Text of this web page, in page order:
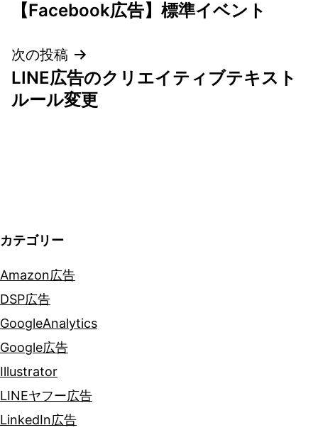
稿
ナ
ビ
ン
【Facebook広告】標準イベント
次の投稿
LINE広告のクリエイティブテキスト
ルール変更
カテゴリー
Amazon広告
DSP広告
GoogleAnalytics
Google広告
Illustrator
LINEヤフー広告
LinkedIn広告